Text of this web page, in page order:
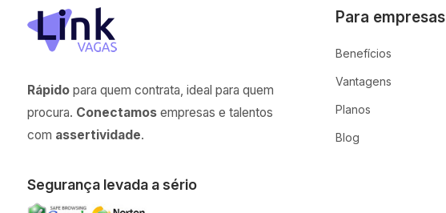
Rápido para quem contrata, ideal para quem
procura. Conectamos empresas e talentos
com assertividade.
Segurança levada a sério
Para empresas
Benefícios
Vantagens
Planos
Blog